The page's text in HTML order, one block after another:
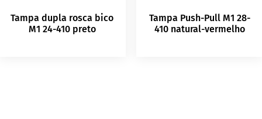
Tampa dupla rosca bico
M1 24-410 preto
Tampa Push-Pull M1 28-
410 natural-vermelho